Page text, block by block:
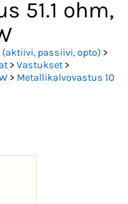
51.1 ohm,
passiivi, opto) >
> Vastukset>
> Metallikalvovastus 10